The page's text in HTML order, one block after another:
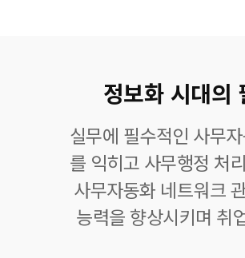
정보화 시대의
실무에 필수적인 사무
를 익히고 사무행정 처
사무자동화 네트워크
능력을 향상시키며 취